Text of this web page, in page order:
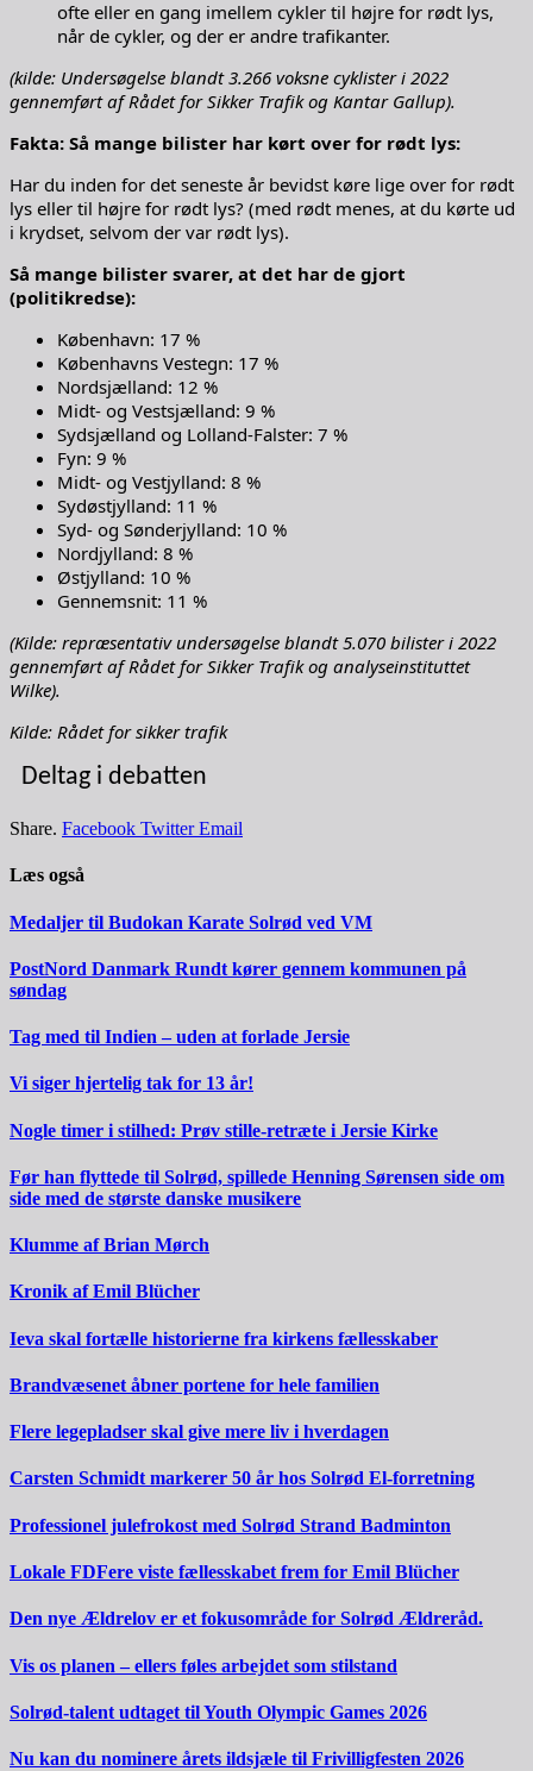
ofte eller en gang imellem cykler til højre for rødt lys,
når de cykler, og der er andre trafikanter.
(kilde: Undersøgelse blandt 3.266 voksne cyklister i 2022
gennemført af Rådet for Sikker Trafik og Kantar Gallup).
Fakta: Så mange bilister har kørt over for rødt lys:
Har du inden for det seneste år bevidst køre lige over for rødt
lys eller til højre for rødt lys? (med rødt menes, at du kørte ud
i krydset, selvom der var rødt lys).
Så mange bilister svarer, at det har de gjort
(politikredse):
København: 17 %
Københavns Vestegn: 17 %
Nordsjælland: 12 %
Midt- og Vestsjælland: 9 %
Sydsjælland og Lolland-Falster: 7 %
Fyn: 9 %
Midt- og Vestjylland: 8 %
Sydøstjylland: 11 %
Syd- og Sønderjylland: 10 %
Nordjylland: 8 %
Østjylland: 10 %
Gennemsnit: 11 %
(Kilde: repræsentativ undersøgelse blandt 5.070 bilister i 2022
gennemført af Rådet for Sikker Trafik og analyseinstituttet
Wilke).
Kilde: Rådet for sikker trafik
Deltag i debatten
Share. Facebook Twitter Email
Læs også
Medaljer til Budokan Karate Solrød ved VM
PostNord Danmark Rundt kører gennem kommunen på
søndag
Tag med til Indien – uden at forlade Jersie
Vi siger hjertelig tak for 13 år!
Nogle timer i stilhed: Prøv stille-retræte i Jersie Kirke
Før han flyttede til Solrød, spillede Henning Sørensen side om
side med de største danske musikere
Klumme af Brian Mørch
Kronik af Emil Blücher
Ieva skal fortælle historierne fra kirkens fællesskaber
Brandvæsenet åbner portene for hele familien
Flere legepladser skal give mere liv i hverdagen
Carsten Schmidt markerer 50 år hos Solrød El-forretning
Professionel julefrokost med Solrød Strand Badminton
Lokale FDFere viste fællesskabet frem for Emil Blücher
Den nye Ældrelov er et fokusområde for Solrød Ældreråd.
Vis os planen – ellers føles arbejdet som stilstand
Solrød-talent udtaget til Youth Olympic Games 2026
Nu kan du nominere årets ildsjæle til Frivilligfesten 2026